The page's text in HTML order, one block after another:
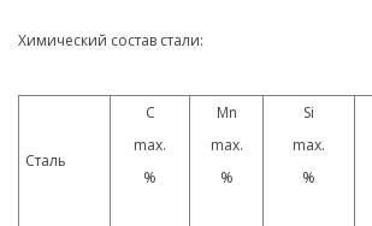
Химический состав стали:
Сталь
C
max.
%
Mn
max.
%
Si
max.
%